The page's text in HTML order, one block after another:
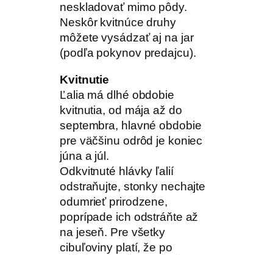
neskladovať mimo pôdy.
Neskôr kvitnúce druhy
môžete vysádzať aj na jar
(podľa pokynov predajcu).
Kvitnutie
Ľalia má dlhé obdobie
kvitnutia, od mája až do
septembra, hlavné obdobie
pre väčšinu odrôd je koniec
júna a júl.
Odkvitnuté hlávky ľalií
odstraňujte, stonky nechajte
odumrieť prirodzene,
poprípade ich odstráňte až
na jeseň. Pre všetky
cibuľoviny platí, že po